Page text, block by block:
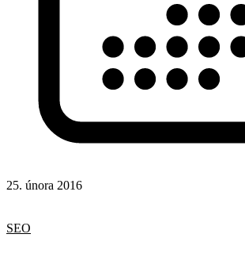
25. února 2016
SEO